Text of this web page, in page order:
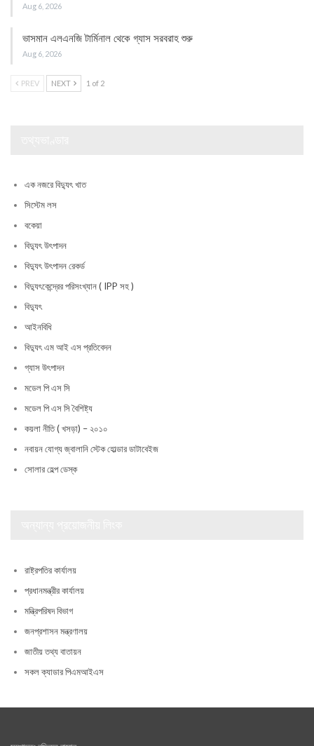
Aug 6, 2026
ভাসমান এলএনজি টার্মিনাল থেকে গ্যাস সরবরাহ শুরু
Aug 6, 2026
PREV NEXT 1 of 2
এক নজরে বিদ্যুৎ খাত
সিস্টেম লস
বকেয়া
বিদ্যুৎ উৎপাদন
বিদ্যুৎ উৎপাদন রেকর্ড
বিদ্যুৎকেন্দ্রের পরিসংখ্যান ( IPP সহ )
বিদ্যুৎ
আইনবিধি
বিদ্যুৎ এম আই এস প্রতিবেদন
গ্যাস উৎপাদন
মডেল পি এস সি
মডেল পি এস সি বৈশিষ্ট্য
কয়লা নীতি ( খসড়া) – ২০১০
নবায়ন যোগ্য জ্বালানি স্টেক হোল্ডার ডাটাবেইজ
সোলার হেল্প ডেস্ক
রাষ্ট্রপতির কার্যালয়
প্রধানমন্ত্রীর কার্যালয়
মন্ত্রিপরিষদ বিভাগ
জনপ্রশাসন মন্ত্রণালয়
জাতীয় তথ্য বাতায়ন
সকল ক্যাডার পিএমআইএস